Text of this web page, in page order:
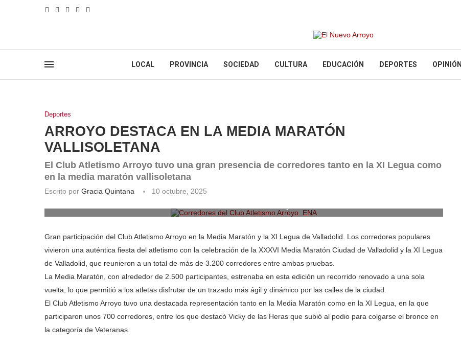
LOCAL PROVINCIA SOCIEDAD CULTURA EDUCACIÓN DEPORTES OPINIÓN
Deportes
ARROYO DESTACA EN LA MEDIA MARATÓN
VALLISOLETANA
El Club Atletismo Arroyo tuvo una gran presencia de corredores tanto en la XI Legua como
en la media maratón vallisoletana
Escrito por Gracia Quintana
10 octubre, 2025
Gran participación del Club Atletismo Arroyo en la Media Maratón y la XI Legua de Valladolid. Los corredores populares
vivieron una auténtica fiesta del atletismo con la celebración de la XXXVI Media Maratón Ciudad de Valladolid y la XI Legua
de Valladolid, que reunieron a un total de más de 3.200 corredores entre ambas pruebas.
La Media Maratón, con alrededor de 2.500 participantes, estrenaba en esta edición un recorrido renovado a una sola
vuelta, lo que permitió a los atletas disfrutar de un trazado más ágil y dinámico por las calles de la ciudad.
El Club Atletismo Arroyo tuvo una destacada representación tanto en la Media Maratón como en la XI Legua, en la que
participaron unos 700 corredores, entre los que destacó Vicky de las Heras que subió al podio para colgarse el bronce en
la categoría de Veteranas.